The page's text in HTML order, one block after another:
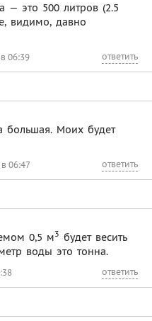
— это 500 литров (2.5
видимо, давно
06:39 ответить
большая. Моих будет
06:47 ответить
0,5 м3
будет весить
воды это тонна.
ответить